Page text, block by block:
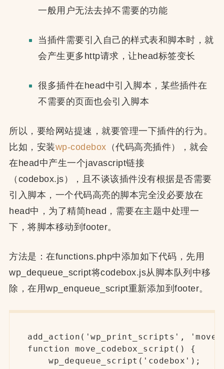
一般用户无法去掉不需要的功能
当插件需要引入自己的样式表和脚本时，就
会产生更多http请求，让head标签变长
很多插件在head中引入脚本，某些插件在
不需要的页面也会引入脚本
所以，要给网站提速，就要管理一下插件的行为。
比如，安装wp-codebox （代码高亮插件），就会
在head中产生一个javascript链接
（codebox.js），且不谈该插件没有根据是否需要
引入脚本，一个代码高亮的脚本完全没必要放在
head中，为了精简head，需要在主题中处理一
下，将脚本移动到footer。
方法是：在functions.php中添加如下代码，先用
wp_dequeue_script将codebox.js从脚本队列中移
除，在用wp_enqueue_script重新添加到footer。
add_action('wp_print_scripts',
function move_codebox_script() {
    wp_dequeue_script('codebox');